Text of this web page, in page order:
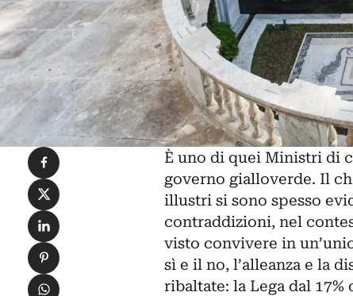
È uno di quei Ministri di
governo gialloverde. Il
illustri si sono spesso
contraddizioni, nel
visto convivere in
sì e il no, l’alleanza e la
ribaltate: la Lega dal
Condividi su Facebook
Condividi su X
Condividi su LinkedIn
Condividi su Pinterest
Condividi su WhatsApp